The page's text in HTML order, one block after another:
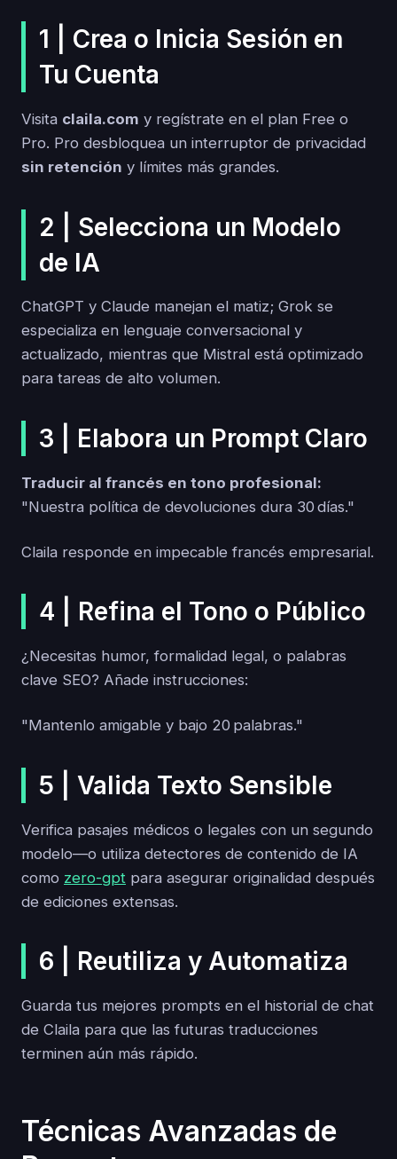
1 | Crea o Inicia Sesión en
Tu Cuenta
Visita claila.com y regístrate en el plan Free o
Pro. Pro desbloquea un interruptor de privacidad
sin retención y límites más grandes.
2 | Selecciona un Modelo
de IA
ChatGPT y Claude manejan el matiz; Grok se
especializa en lenguaje conversacional y
actualizado, mientras que Mistral está optimizado
para tareas de alto volumen.
3 | Elabora un Prompt Claro
Traducir al francés en tono profesional:
"Nuestra política de devoluciones dura 30 días."
Claila responde en impecable francés empresarial.
4 | Refina el Tono o Público
¿Necesitas humor, formalidad legal, o palabras
clave SEO? Añade instrucciones:
"Mantenlo amigable y bajo 20 palabras."
5 | Valida Texto Sensible
Verifica pasajes médicos o legales con un segundo
modelo—o utiliza detectores de contenido de IA
como zero-gpt para asegurar originalidad después
de ediciones extensas.
6 | Reutiliza y Automatiza
Guarda tus mejores prompts en el historial de chat
de Claila para que las futuras traducciones
terminen aún más rápido.
Técnicas Avanzadas de